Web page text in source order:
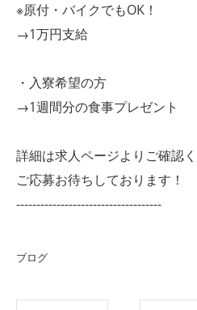
※原付・バイクでもOK！
→1万円支給
・入寮希望の方
→1週間分の食事プレゼント
詳細は求人ページよりご確認
ご応募お待ちしております！
------------------------------------
ブログ